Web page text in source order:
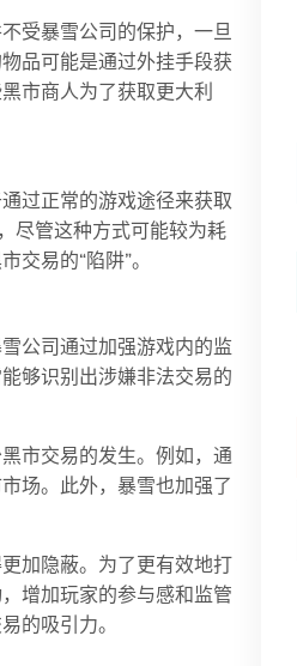
受暴雪公司的保护，一旦
品可能是通过外挂手段获
市商人为了获取更大利
过正常的游戏途径来获取
尽管这种方式可能较为耗
易的“陷阱”。
公司通过加强游戏内的监
够识别出涉嫌非法交易的
市交易的发生。例如，通
场。此外，暴雪也加强了
加隐蔽。为了更有效地打
增加玩家的参与感和监管
的吸引力。